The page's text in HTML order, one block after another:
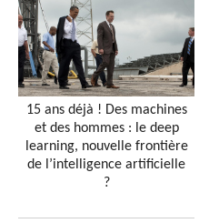
15 ans déjà ! Des machines
et des hommes : le deep
learning, nouvelle frontière
de l’intelligence artificielle
?